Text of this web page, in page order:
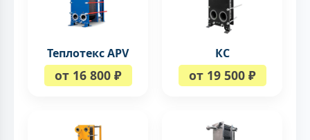
Теплотекс APV
от 16 800 ₽
КС
от 19 500 ₽